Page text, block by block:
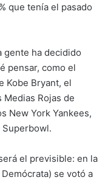
que tenía el pasado
gente ha decidido
pensar, como el
Kobe Bryant, el
Rojas de
New York Yankees,
el previsible: en la
se votó a